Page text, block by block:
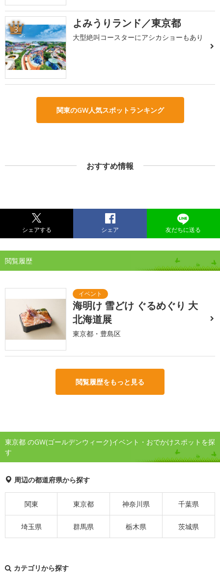
3 よみうりランド／東京都
大型絶叫コースターにアシカショーもあり
関東のGW人気スポットランキング
おすすめ情報
シェアする シェア 友だちに送る
閲覧履歴
海明け 雪どけ ぐるめぐり 大
北海道展
東京都・豊島区
閲覧履歴をもっと見る
東京都 のGW(ゴールデンウィーク)イベント・おでかけスポットを探
す
周辺の都道府県から探す
関東 東京都 神奈川県 千葉県
埼玉県 群馬県 栃木県 茨城県
カテゴリから探す